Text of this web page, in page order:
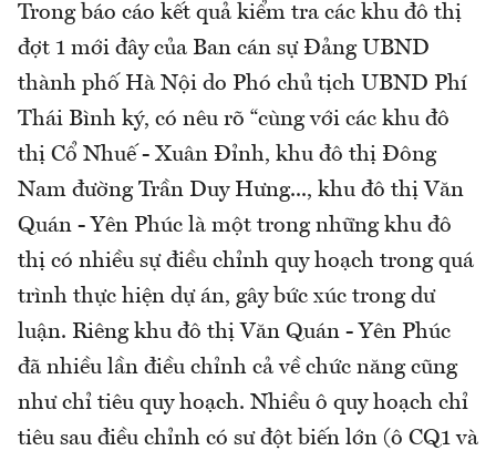
Trong báo cáo kết quả kiểm tra các khu đô thị
đợt 1 mới đây của Ban cán sự Đảng UBND
thành phố Hà Nội do Phó chủ tịch UBND Phí
Thái Bình ký, có nêu rõ “cùng với các khu đô
thị Cổ Nhuế - Xuân Đỉnh, khu đô thị Đông
Nam đường Trần Duy Hưng..., khu đô thị Văn
Quán - Yên Phúc là một trong những khu đô
thị có nhiều sự điều chỉnh quy hoạch trong quá
trình thực hiện dự án, gây bức xúc trong dư
luận. Riêng khu đô thị Văn Quán - Yên Phúc
đã nhiều lần điều chỉnh cả về chức năng cũng
như chỉ tiêu quy hoạch. Nhiều ô quy hoạch chỉ
tiêu sau điều chỉnh có sư đột biến lớn (ô CQ1 và